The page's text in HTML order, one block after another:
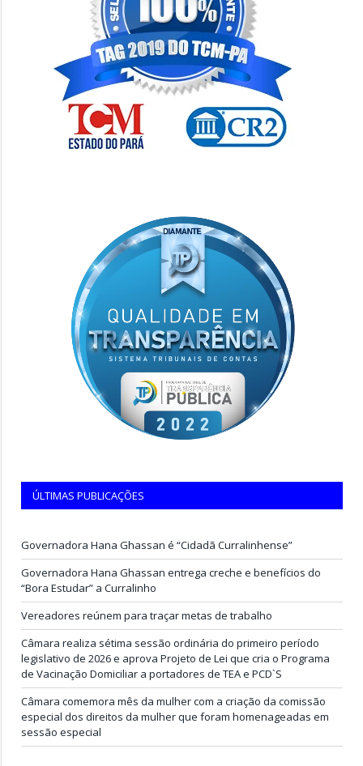
ÚLTIMAS PUBLICAÇÕES
Governadora Hana Ghassan é “Cidadã Curralinhense”
Governadora Hana Ghassan entrega creche e benefícios do
“Bora Estudar” a Curralinho
Vereadores reúnem para traçar metas de trabalho
Câmara realiza sétima sessão ordinária do primeiro período
legislativo de 2026 e aprova Projeto de Lei que cria o Programa
de Vacinação Domiciliar a portadores de TEA e PCD`S
Câmara comemora mês da mulher com a criação da comissão
especial dos direitos da mulher que foram homenageadas em
sessão especial